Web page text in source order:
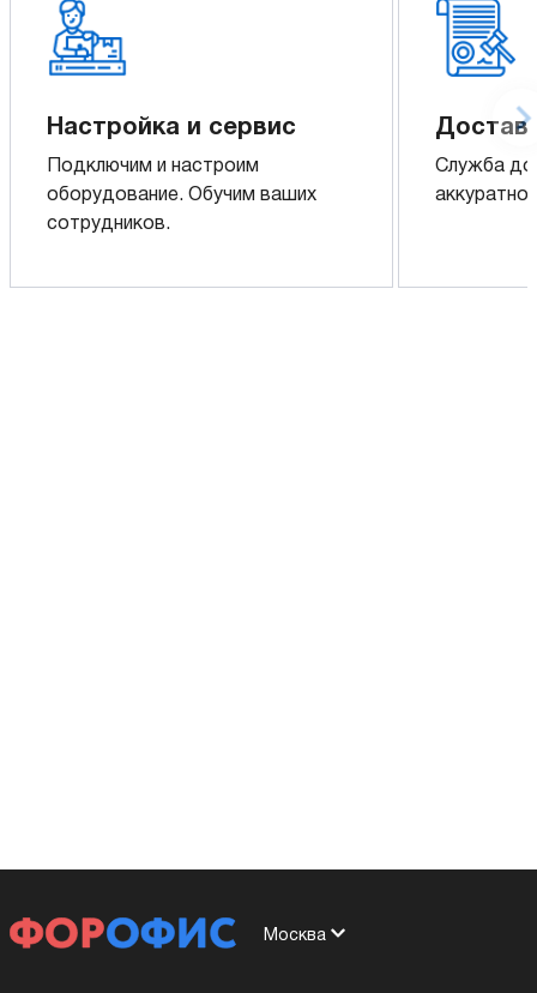
Настройка и сервис
Подключим и настроим
оборудование. Обучим ваших
сотрудников.
Служба
аккуратно
Москва